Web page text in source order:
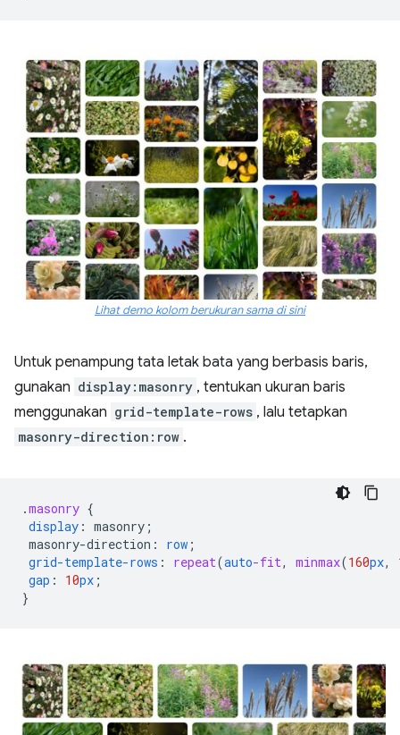
Lihat demo kolom berukuran sama di sini
Untuk penampung tata letak bata yang berbasis baris,
gunakan display:masonry , tentukan ukuran baris
menggunakan grid-template-rows , lalu tetapkan
masonry-direction:row .
.masonry {
display : masonry ;
masonry-direction : row ;
grid-template-rows : repeat(auto-fit, minmax(160px,
gap : 10px ;
}